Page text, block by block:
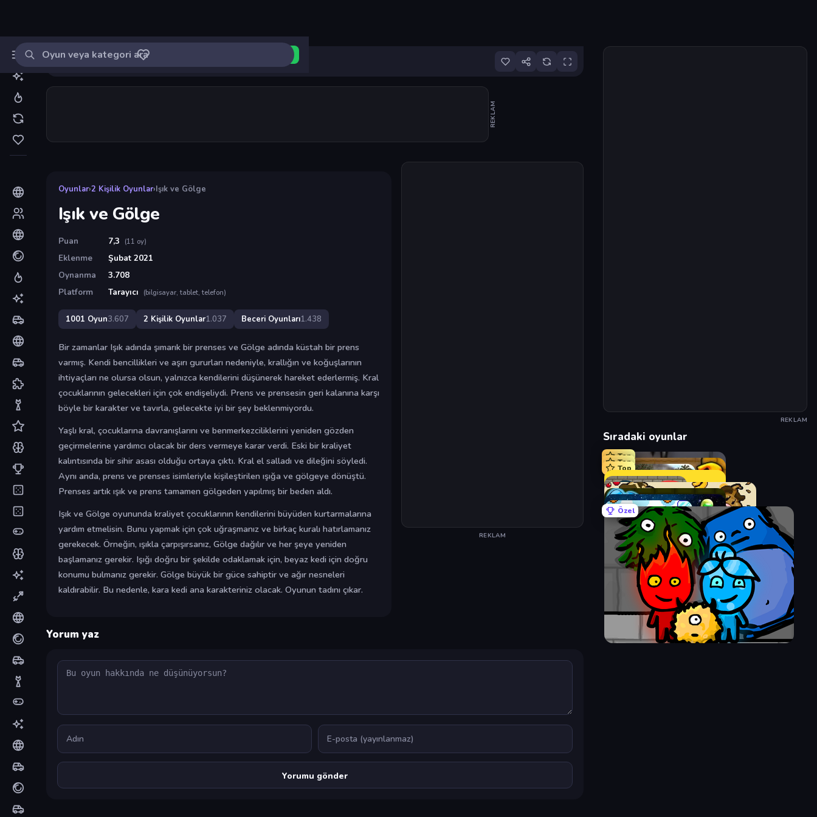
MinikOyuncu
Oyun ara
Oyunu başlat
Işık ve Gölge
REKLAM
REKLAM
Sıradaki oyunlar
Top
Top
Top
Özel
Oyunlar›2 Kişilik Oyunlar›Işık ve Gölge
Işık ve Gölge
Puan 7,3 (11 oy)
Eklenme
Şubat 2021
Oynanma
3.708
Platform
Tarayıcı (bilgisayar, tablet, telefon)
1001 Oyun3.607 2 Kişilik Oyunlar1.037 Beceri Oyunları1.438
Bir zamanlar Işık adında şımarık bir prenses ve Gölge adında küstah bir prens
varmış. Kendi bencillikleri ve aşırı gururları nedeniyle, krallığın ve koğuşlarının
ihtiyaçları ne olursa olsun, yalnızca kendilerini düşünerek hareket ederlermiş. Kral
çocuklarının gelecekleri için çok endişeliydi. Prens ve prensesin geri kalanına karşı
böyle bir karakter ve tavırla, gelecekte iyi bir şey beklenmiyordu.
Yaşlı kral, çocuklarına davranışlarını ve benmerkezciliklerini yeniden gözden
geçirmelerine yardımcı olacak bir ders vermeye karar verdi. Eski bir kraliyet
kalıntısında bir sihir asası olduğu ortaya çıktı. Kral el salladı ve dileğini söyledi.
Aynı anda, prens ve prenses isimleriyle kişileştirilen ışığa ve gölgeye dönüştü.
Prenses artık ışık ve prens tamamen gölgeden yapılmış bir beden aldı.
Işık ve Gölge oyununda kraliyet çocuklarının kendilerini büyüden kurtarmalarına
yardım etmelisin. Bunu yapmak için çok uğraşmanız ve birkaç kuralı hatırlamanız
gerekecek. Örneğin, ışıkla çarpışırsanız, Gölge dağılır ve her şeye yeniden
başlamanız gerekir. Işığı doğru bir şekilde odaklamak için, beyaz kedi için doğru
konumu bulmanız gerekir. Gölge büyük bir güce sahiptir ve ağır nesneleri
kaldırabilir. Bu nedenle, kara kedi ana karakteriniz olacak. Oyunun tadını çıkar.
REKLAM
Yorum yaz
Yorum
Ad E-posta